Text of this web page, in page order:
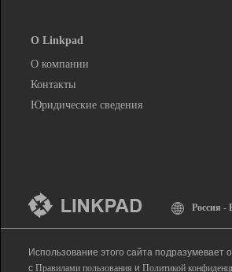
О Linkpad
О компании
Контакты
Юридические сведения
Россия -
Использование этого сайта подразумевает
с Правилами пользования и Политикой